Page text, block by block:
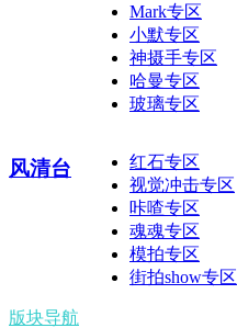
Mark专区
小默专区
神摄手专区
哈曼专区
玻璃专区
风清台
红石专区
视觉冲击专区
咔喳专区
魂魂专区
模拍专区
街拍show专区
版块导航